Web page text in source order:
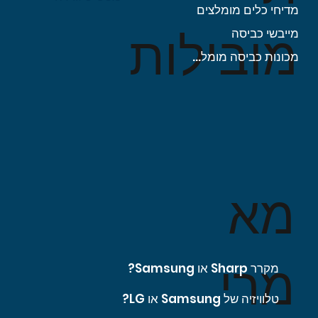
מא
מרי
מקרר Sharp או Samsung?
טלוויזיה של Samsung או LG?
מובילות
מדיחי כלים מומלצים
מייבשי כביסה
מכונות כביסה מומלצות